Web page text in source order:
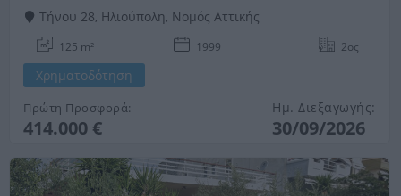
Τήνου 28, Ηλιούπολη, Νομός Αττικής
125 m² 1999 2ος
Χρηματοδότηση
Πρώτη Προσφορά:
414.000 €
Ημ. Διεξαγωγής:
30/09/2026